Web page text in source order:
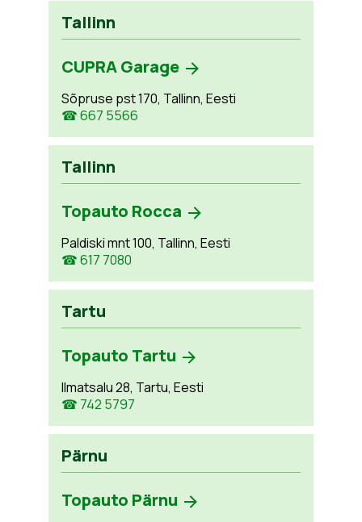
Tallinn
CUPRA Garage
Sõpruse pst 170, Tallinn, Eesti
☎ 667 5566
Tallinn
Topauto Rocca
Paldiski mnt 100, Tallinn, Eesti
☎ 617 7080
Tartu
Topauto Tartu
Ilmatsalu 28, Tartu, Eesti
☎ 742 5797
Pärnu
Topauto Pärnu